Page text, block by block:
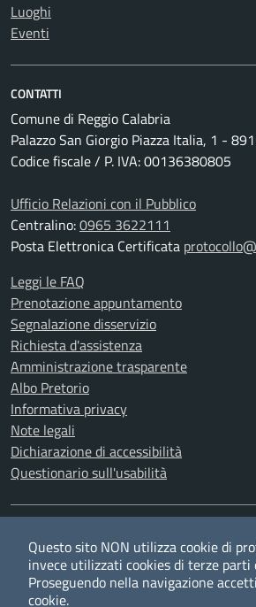
Luoghi
Eventi
CONTATTI
Comune di Reggio Calabria
Palazzo San Giorgio Piazza Italia, 1 -
Codice fiscale / P. IVA: 00136380805
Ufficio Relazioni con il Pubblico
Centralino:0965 3622111
Posta Elettronica Certificata
Leggi le FAQ
Prenotazione appuntamento
Segnalazione disservizio
Richiesta d'assistenza
Amministrazione trasparente
Albo Pretorio
Informativa privacy
Note legali
Dichiarazione di accessibilità
Questionario sull'usabilità
TwitterFacebookYouTubeRSS
Questo sito NON utilizza cookie di
invece utilizzati cookies di terze parti
Proseguendo nella navigazione
cookie.